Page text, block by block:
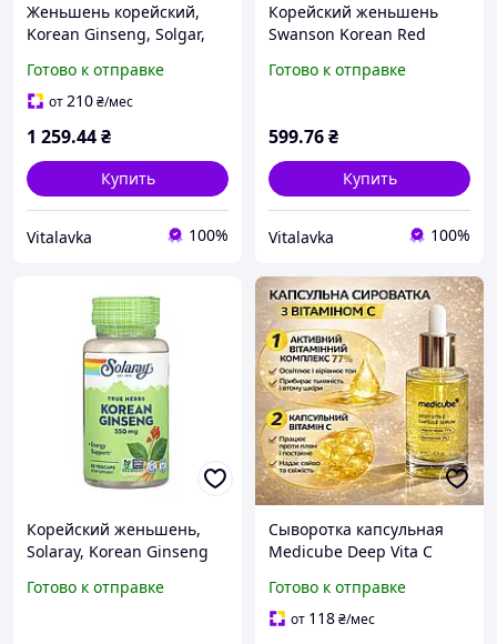
Женьшень корейский,
Korean Ginseng, Solgar,
вегетарианских капсул
Готово к отправке
от210₴/мес
1 259.44₴
Купить
Vitalavka 100%
Корейский женьшень
Swanson Korean Red
капсул
Готово к отправке
599.76₴
Купить
Vitalavka 100%
Корейский женьшень,
Solaray, Korean Ginseng
(SOR-01312)
Готово к отправке
Сыворотка капсульная
Medicube Deep Vita C
ниацинамидом
гиалуроновой кислотой
Готово к отправке
от 118₴/мес